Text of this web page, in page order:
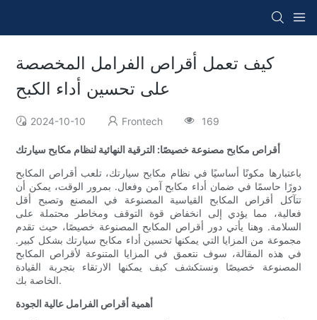
كيف تعمل أقراص الفرامل المخصصة
على تحسين أداء الكبح
2024-10-10 Frontech 169
أقراص مكابح مصنوعة خصيصًا: الترقية النهائية لنظام مكابح سيارتك
باعتبارها مكونًا أساسيًا في نظام مكابح سيارتك، تلعب أقراص المكابح
دورًا حاسمًا في ضمان أداء مكابح آمن وفعال. بمرور الوقت، يمكن أن
تتآكل أقراص المكابح القياسية المصنوعة في المصنع وتصبح أقل
فعالية، مما يؤدي إلى انخفاض قوة التوقف ومخاطر محتملة على
السلامة. وهنا يأتي دور أقراص المكابح المصنوعة خصيصًا، حيث تقدم
مجموعة من المزايا التي يمكنها تحسين أداء مكابح سيارتك بشكل كبير.
في هذه المقالة، سوف نتعمق في المزايا المتنوعة لأقراص المكابح
المصنوعة خصيصًا ونستكشف كيف يمكنها الارتقاء بتجربة القيادة
الخاصة بك.
أهمية أقراص الفرامل عالية الجودة